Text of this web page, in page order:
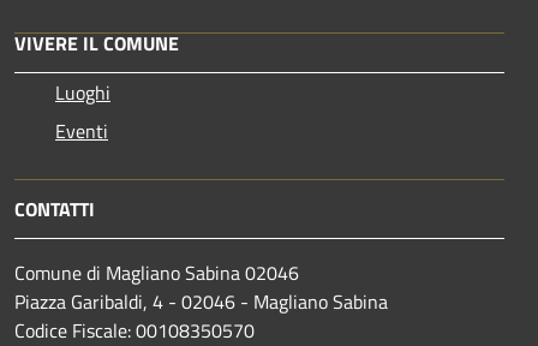
VIVERE IL COMUNE
Luoghi
Eventi
CONTATTI
Comune di Magliano Sabina 02046
Piazza Garibaldi, 4 - 02046 - Magliano Sabina
Codice Fiscale: 00108350570